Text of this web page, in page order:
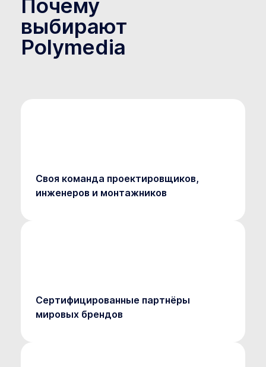
Почему
выбирают
Polymedia
Своя команда проектировщиков,
инженеров и монтажников
Сертифицированные партнёры
мировых брендов